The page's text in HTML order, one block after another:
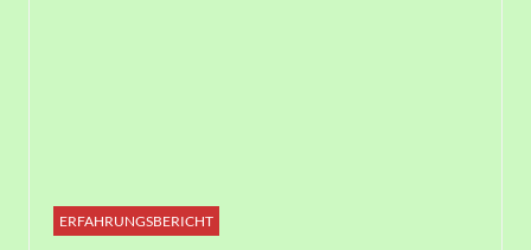
ERFAHRUNGSBERICHT